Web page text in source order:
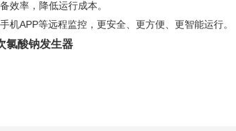
效率，降低运行成本。
机APP等远程监控，更安全、更方便、更智能运行。
氯酸钠发生器